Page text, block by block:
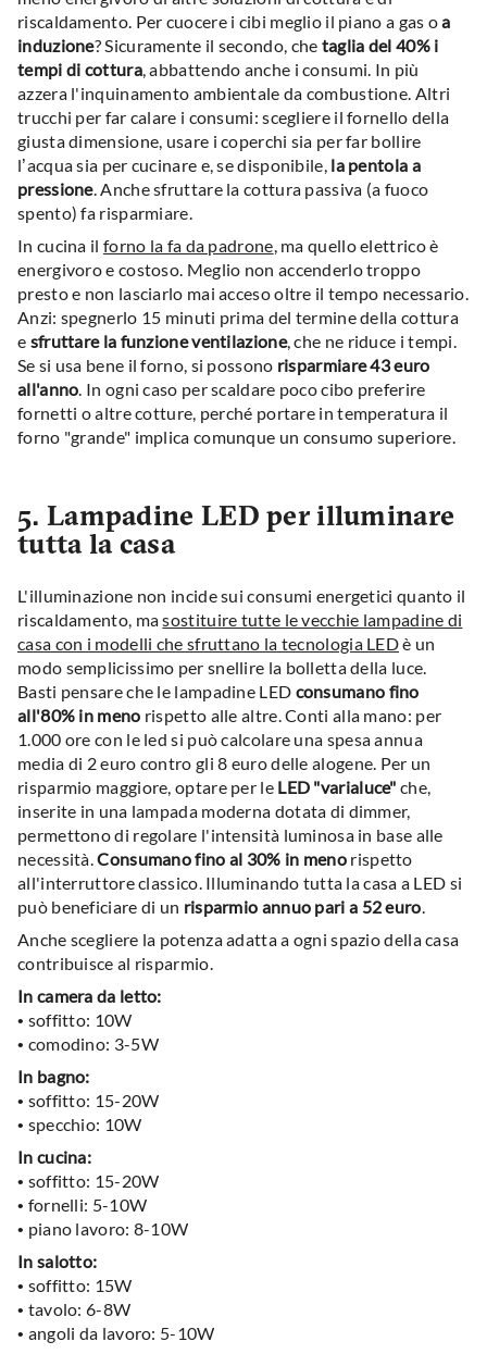
riscaldamento. Per cuocere i cibi meglio il piano a gas oa
induzione? Sicuramente il secondo, che taglia del 40% i
tempi di cottura, abbattendo anche i consumi. In più
azzera l'inquinamento ambientale da combustione. Altri
trucchi per far calare i consumi: scegliere il fornello della
giusta dimensione, usare i coperchi sia per far bollire
l’acqua sia per cucinare e, se disponibile, la pentola a
pressione. Anche sfruttare la cottura passiva (a fuoco
spento) fa risparmiare.
In cucina il forno la fa da padrone, ma quello elettrico è
energivoro e costoso. Meglio non accenderlo troppo
presto e non lasciarlo mai acceso oltre il tempo necessario.
Anzi: spegnerlo 15 minuti prima del termine della cottura
e sfruttare la funzione ventilazione, che ne riduce i tempi.
Se si usa bene il forno, si possono risparmiare 43 euro
all'anno. In ogni caso per scaldare poco cibo preferire
fornetti o altre cotture, perché portare in temperatura il
forno "grande" implica comunque un consumo superiore.
5. Lampadine LED per illuminare
tutta la casa
L'illuminazione non incide sui consumi energetici quanto il
riscaldamento, masostituire tutte le vecchie lampadine di
casa con i modelli che sfruttano la tecnologia LEDè un
modo semplicissimo per snellire la bolletta della luce.
Basti pensare che le lampadine LED consumano fino
all'80% in meno rispetto alle altre. Conti alla mano: per
1.000 ore con le led si può calcolare una spesa annua
media di 2 euro contro gli 8 euro delle alogene. Per un
risparmio maggiore, optare per le LED "varialuce"che,
inserite in una lampada moderna dotata di dimmer,
permettono di regolare l'intensità luminosa in base alle
necessità.Consumano fino al 30% in meno rispetto
all'interruttore classico. Illuminando tutta la casa a LED si
può beneficiare di un risparmio annuo pari a 52 euro.
Anche scegliere la potenza adatta a ogni spazio della casa
contribuisce al risparmio.
In camera da letto:
• soffitto: 10W
• comodino: 3-5W
In bagno:
• soffitto: 15-20W
• specchio: 10W
In cucina:
• soffitto: 15-20W
• fornelli: 5-10W
• piano lavoro: 8-10W
In salotto:
• soffitto: 15W
• tavolo: 6-8W
• angoli da lavoro: 5-10W